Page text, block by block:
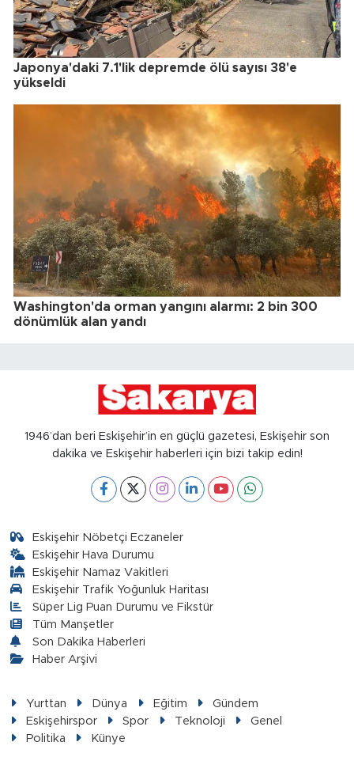
Japonya'daki 7.1'lik depremde ölü sayısı 38'e
yükseldi
Washington'da orman yangını alarmı: 2 bin 300
dönümlük alan yandı
1946’dan beri Eskişehir’in en güçlü gazetesi, Eskişehir son
dakika ve Eskişehir haberleri için bizi takip edin!
Eskişehir Nöbetçi Eczaneler
Eskişehir Hava Durumu
Eskişehir Namaz Vakitleri
Eskişehir Trafik Yoğunluk Haritası
Süper Lig Puan Durumu ve Fikstür
Tüm Manşetler
Son Dakika Haberleri
Haber Arşivi
Yurttan Dünya Eğitim
Gündem
Eskişehirspor
Spor Teknoloji
Genel
Politika
Künye